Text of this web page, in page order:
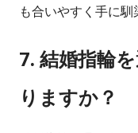
も合いやすく手に馴
7. 結婚指輪
りますか？